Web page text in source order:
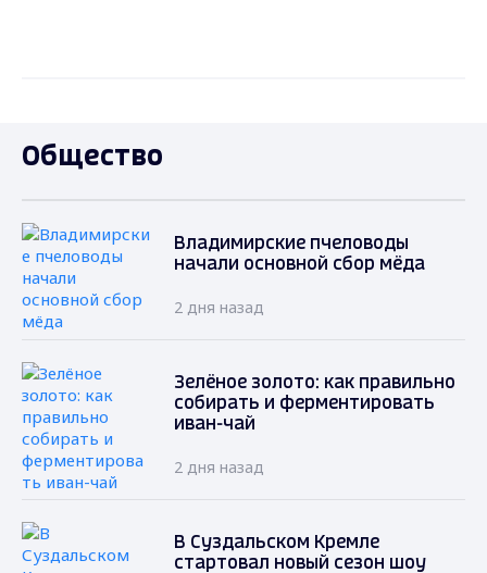
Общество
Владимирские пчеловоды
начали основной сбор мёда
2 дня назад
Зелёное золото: как правильно
собирать и ферментировать
иван-чай
2 дня назад
В Суздальском Кремле
стартовал новый сезон шоу